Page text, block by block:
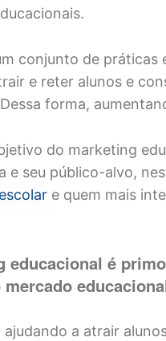
conjunto de práticas
e reter alunos e
forma,
do marketing
e seu público-alvo,
e quem mais
educacional é
ajudando a atrair